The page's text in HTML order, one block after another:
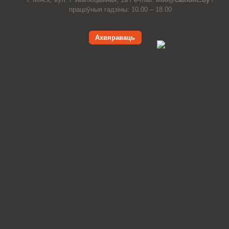
працоўныя гадзіны: 10.00 – 18.00
Ахвяраваць